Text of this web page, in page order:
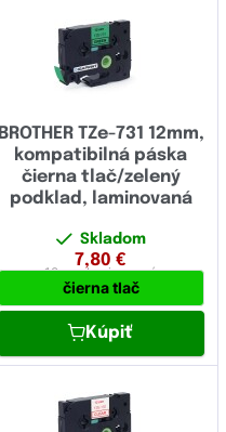
BROTHER TZe-731 12mm,
kompatibilná páska
čierna tlač/zelený
podklad, laminovaná
Skladom
7,80 €
12 mmlaminovaná
čierna tlač
Kúpiť